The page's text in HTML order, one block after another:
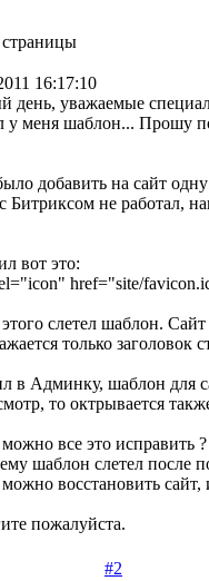
16:17:10
день, уважаемые
у меня шаблон... Прошу
добавить на сайт
Битриксом не работал,
вот это:
href="site/
слетел шаблон.
только заголовок
в Админку, шаблон для
то октрывается
все это исправить ?
шаблон слетел после
восстановить
пожалуйста.
#2